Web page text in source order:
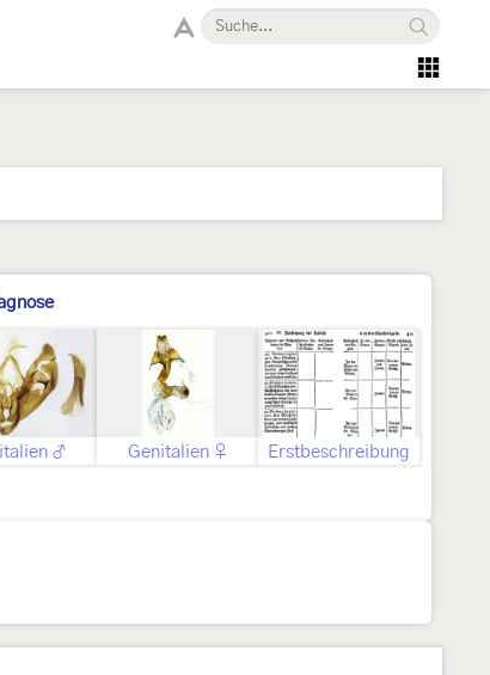
♂ Genitalien ♀ Erstbeschreibung